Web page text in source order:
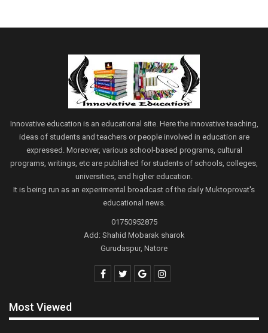
Innovative education is an educational site. Here the innovative teaching,
ideas of students and teachers or people involved in education are
expressed. Moreover, various school-based programs, cultural
programs, writings, etc are published for students of schools, colleges,
universities, and higher education.
It is being run as an experimental broadcast of the daily Muktoprovat's
educational news.
01750952875
Add: Shahid Mobarak sharok
Gurudaspur, Natore
Most Viewed